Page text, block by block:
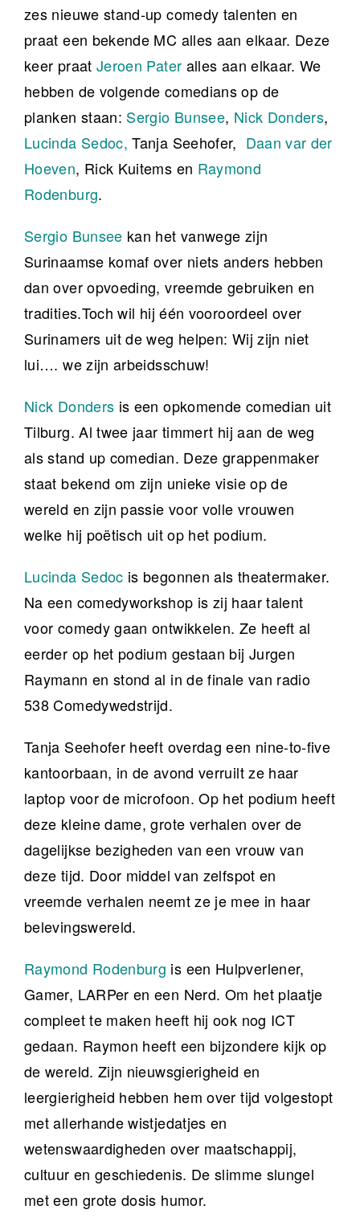
zes nieuwe stand-up comedy talenten en
praat een bekende MC alles aan elkaar. Deze
keer praat Jeroen Pater alles aan elkaar. We
hebben de volgende comedians op de
planken staan: Sergio Bunsee, Nick Donders,
Lucinda Sedoc, Tanja Seehofer, Daan var der
Hoeven, Rick Kuitems en Raymond
Rodenburg.
Sergio Bunsee kan het vanwege zijn
Surinaamse komaf over niets anders hebben
dan over opvoeding, vreemde gebruiken en
tradities.Toch wil hij één vooroordeel over
Surinamers uit de weg helpen: Wij zijn niet
lui…. we zijn arbeidsschuw!
Nick Donders is een opkomende comedian uit
Tilburg. Al twee jaar timmert hij aan de weg
als stand up comedian. Deze grappenmaker
staat bekend om zijn unieke visie op de
wereld en zijn passie voor volle vrouwen
welke hij poëtisch uit op het podium.
Lucinda Sedoc is begonnen als theatermaker.
Na een comedyworkshop is zij haar talent
voor comedy gaan ontwikkelen. Ze heeft al
eerder op het podium gestaan bij Jurgen
Raymann en stond al in de finale van radio
538 Comedywedstrijd.
Tanja Seehofer heeft overdag een nine-to-five
kantoorbaan, in de avond verruilt ze haar
laptop voor de microfoon. Op het podium heeft
deze kleine dame, grote verhalen over de
dagelijkse bezigheden van een vrouw van
deze tijd. Door middel van zelfspot en
vreemde verhalen neemt ze je mee in haar
belevingswereld.
Raymond Rodenburg is een Hulpverlener,
Gamer, LARPer en een Nerd. Om het plaatje
compleet te maken heeft hij ook nog ICT
gedaan. Raymon heeft een bijzondere kijk op
de wereld. Zijn nieuwsgierigheid en
leergierigheid hebben hem over tijd volgestopt
met allerhande wistjedatjes en
wetenswaardigheden over maatschappij,
cultuur en geschiedenis. De slimme slungel
met een grote dosis humor.